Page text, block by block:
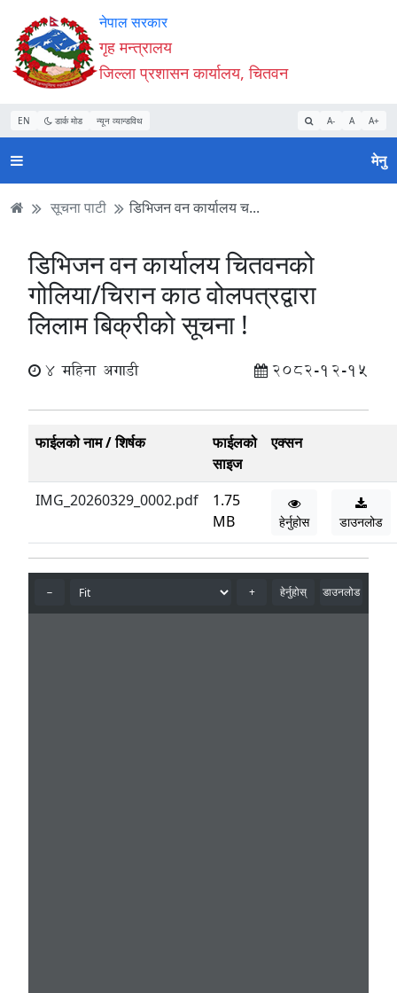
Accessibility
Mode
सुरु
गर्नुहोस्
सामाग्री
पढ्नुहाेस्
नेभिगेसन
पढ्नुहाेस्
वेबसाइट
खोजमा
जानुहोस्
नेपाल सरकार
गृह मन्त्रालय
जिल्ला प्रशासन कार्यालय, चितवन
EN डार्क मोड न्यून व्यान्डविथ A- A A+
मेनु
सूचना पाटी डिभिजन वन कार्यालय च...
डिभिजन वन कार्यालय चितवनको
गोलिया/चिरान काठ वोलपत्रद्वारा
लिलाम बिक्रीको सूचना !
4 महिना अगाडी 2082-12-15
फाईलको नाम / शिर्षक
फाईलको
साइज
एक्सन
IMG_20260329_0002.pdf
1.75
MB
हेर्नुहोस डाउनलोड